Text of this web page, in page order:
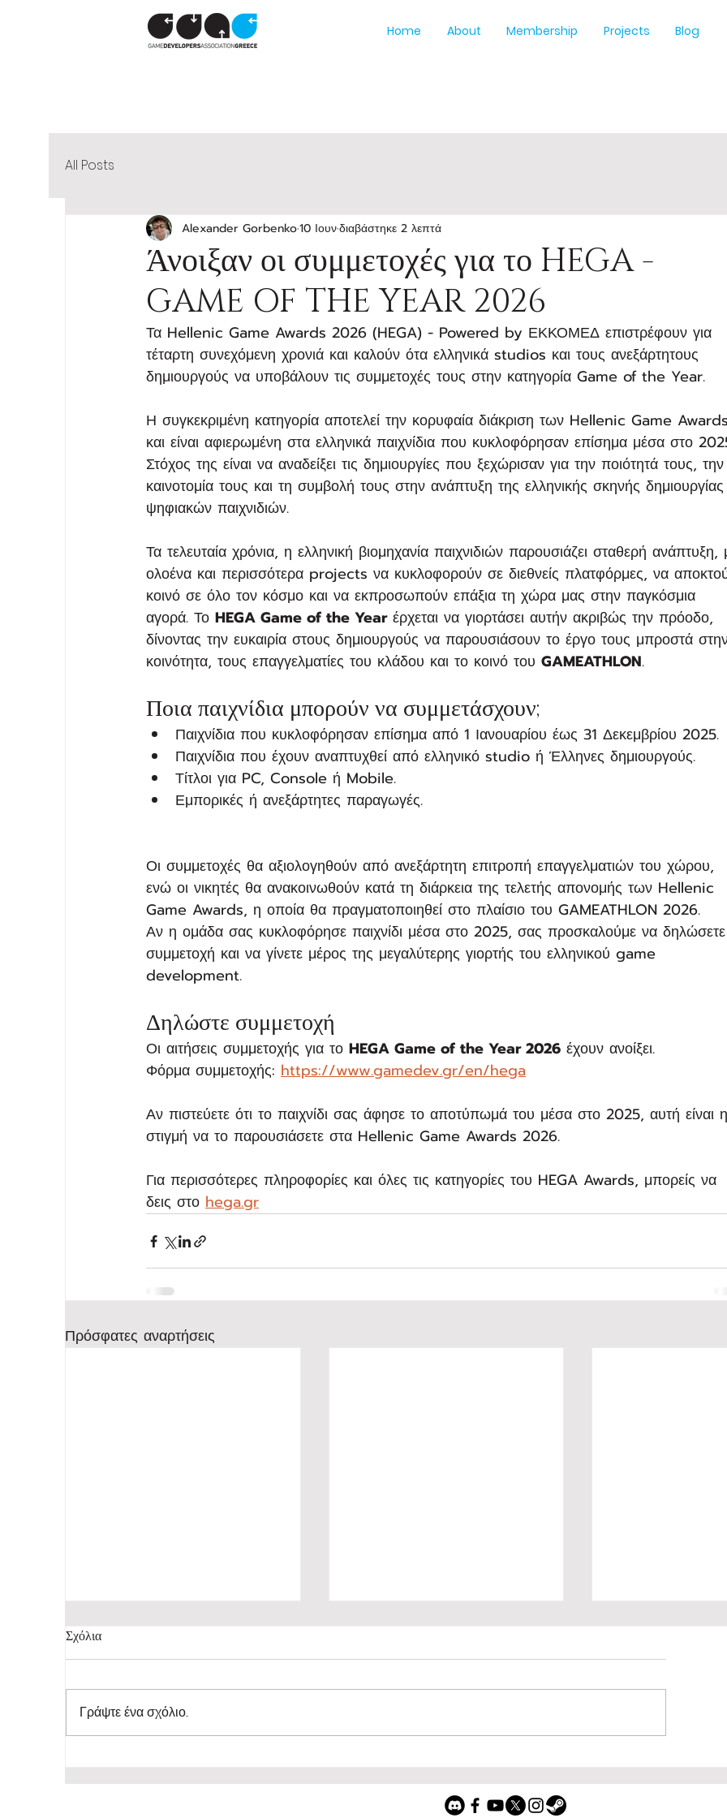
Home About Membership Projects Blog
All Posts
Άνοιξαν οι συμμετοχές για το HEGA -
GAME OF THE YEAR 2026
Alexander Gorbenko10 Ιουνδιαβάστηκε 2 λεπτά
Τα Hellenic Game Awards 2026 (HEGA) - Powered by ΕΚΚΟΜΕΔ επιστρέφουν για
τέταρτη συνεχόμενη χρονιά και καλούν ότα ελληνικά studios και τους ανεξάρτητους
δημιουργούς να υποβάλουν τις συμμετοχές τους στην κατηγορία Game of the Year.
Η συγκεκριμένη κατηγορία αποτελεί την κορυφαία διάκριση των Hellenic Game Awards
και είναι αφιερωμένη στα ελληνικά παιχνίδια που κυκλοφόρησαν επίσημα μέσα στο
Στόχος της είναι να αναδείξει τις δημιουργίες που ξεχώρισαν για την ποιότητά τους, την
καινοτομία τους και τη συμβολή τους στην ανάπτυξη της ελληνικής σκηνής δημιουργίας
ψηφιακών παιχνιδιών.
Τα τελευταία χρόνια, η ελληνική βιομηχανία παιχνιδιών παρουσιάζει σταθερή ανάπτυξη,
ολοένα και περισσότερα projects να κυκλοφορούν σε διεθνείς πλατφόρμες, να
κοινό σε όλο τον κόσμο και να εκπροσωπούν επάξια τη χώρα μας στην παγκόσμια
αγορά. Το HEGA Game of the Year έρχεται να γιορτάσει αυτήν ακριβώς την πρόοδο,
δίνοντας την ευκαιρία στους δημιουργούς να παρουσιάσουν το έργο τους μπροστά
κοινότητα, τους επαγγελματίες του κλάδου και το κοινό του GAMEATHLON.
Ποια παιχνίδια μπορούν να συμμετάσχουν;
Παιχνίδια που κυκλοφόρησαν επίσημα από 1 Ιανουαρίου έως 31 Δεκεμβρίου 2025.
Παιχνίδια που έχουν αναπτυχθεί από ελληνικό studio ή Έλληνες δημιουργούς.
Τίτλοι για PC, Console ή Mobile.
Εμπορικές ή ανεξάρτητες παραγωγές.
Οι συμμετοχές θα αξιολογηθούν από ανεξάρτητη επιτροπή επαγγελματιών του χώρου,
ενώ οι νικητές θα ανακοινωθούν κατά τη διάρκεια της τελετής απονομής των Hellenic
Game Awards, η οποία θα πραγματοποιηθεί στο πλαίσιο του GAMEATHLON 2026.
Αν η ομάδα σας κυκλοφόρησε παιχνίδι μέσα στο 2025, σας προσκαλούμε να δηλώσετε
συμμετοχή και να γίνετε μέρος της μεγαλύτερης γιορτής του ελληνικού game
development.
Δηλώστε συμμετοχή
Οι αιτήσεις συμμετοχής για το HEGA Game of the Year 2026 έχουν ανοίξει.
Φόρμα συμμετοχής: https://www.gamedev.gr/en/hega
Αν πιστεύετε ότι το παιχνίδι σας άφησε το αποτύπωμά του μέσα στο 2025, αυτή είναι η
στιγμή να το παρουσιάσετε στα Hellenic Game Awards 2026.
Για περισσότερες πληροφορίες και όλες τις κατηγορίες του HEGA Awards, μπορείς να
δεις στο hega.gr
Πρόσφατες αναρτήσεις
που ενώνει την indie game
Audience Choice – Day
Audience
Σχόλια
Γράψτε ένα σχόλιο...